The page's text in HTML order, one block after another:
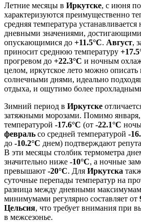
Летние месяцы в Иркутске, с июня по
характеризуются преимущественно
средняя температура устанавливается
дневными значениями, достигающими
опускающимися до +11.5°C. Август,
приносит среднюю температуру
прогревом до +22.3°C и ночным
целом, иркутское лето можно описать
солнечными днями, идеально
отдыха, и ощутимо более
Зимний период в Иркутске
затяжными морозами. Помимо января,
температурой -17.6°C (от -22.1°C
февраль со средней температурой -
до -10.2°C днем) подтверждают
В эти месяцы столбик термометра
значительно ниже -10°C, а ночные
превышают -20°C. Для Иркутска
суточные перепады температур на
разница между дневными
минимумами регулярно составляет от
Цельсия, что требует внимания при
в межсезонье.